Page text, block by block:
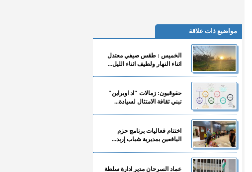
مواضيع ذات علاقة
الخميس : طقس صيفي معتدل
اثناء النهار ولطيف اثناء الليل...
حقوقيون: زمالات "اد اوبراين"
تبني ثقافة الامتثال لسيادة...
اختتام فعاليات برنامج حزم
اليافعين بمديرية شباب إربد...
عماد السرحان مدير ادارة سلطة